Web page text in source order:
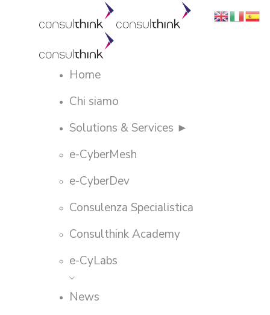
Home
Chi siamo
Solutions & Services ►
e-CyberMesh
e-CyberDev
Consulenza Specialistica
Consulthink Academy
e-CyLabs
News